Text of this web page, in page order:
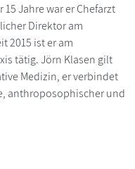
Jahre war er Chefarzt
Direktor am
2015 ist er am
tätig. Jörn Klasen gilt
Medizin, er verbindet
anthroposophischer und